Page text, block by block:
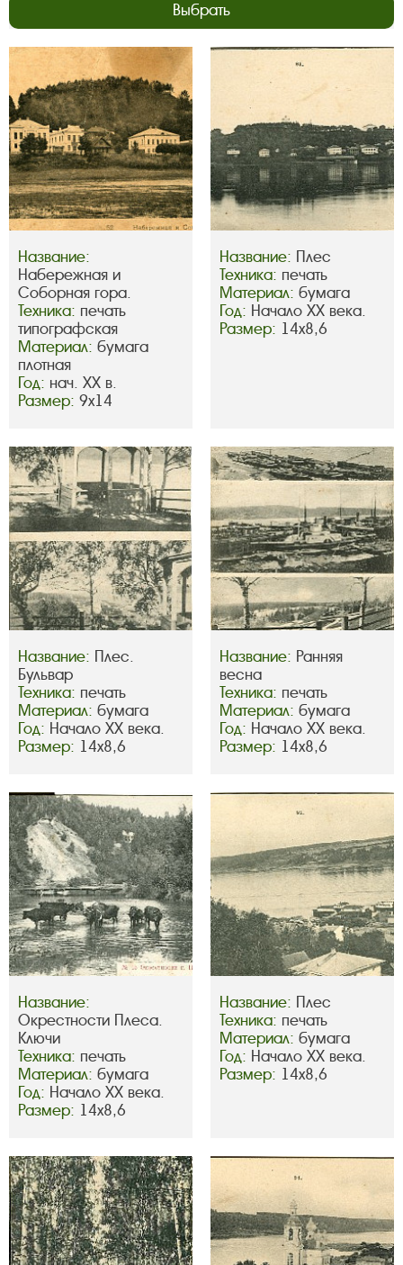
Выбрать
Название:
Набережная и
Соборная гора.
Техника: печать
типографская
Материал: бумага
плотная
Год: нач. ХХ в.
Размер: 9х14
Название: Плес
Техника: печать
Материал: бумага
Год: Начало ХХ века.
Размер: 14х8,6
Название: Плес.
Бульвар
Техника: печать
Материал: бумага
Год: Начало ХХ века.
Размер: 14х8,6
Название: Ранняя
весна
Техника: печать
Материал: бумага
Год: Начало ХХ века.
Размер: 14х8,6
Название:
Окрестности Плеса.
Ключи
Техника: печать
Материал: бумага
Год: Начало ХХ века.
Размер: 14х8,6
Название: Плес
Техника: печать
Материал: бумага
Год: Начало ХХ века.
Размер: 14х8,6